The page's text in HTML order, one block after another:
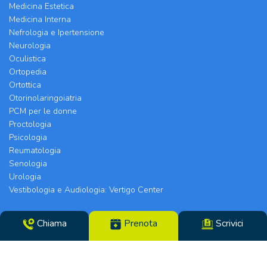
Medicina Estetica
Medicina Interna
Nefrologia e Ipertensione
Neurologia
Oculistica
Ortopedia
Ortottica
Otorinolaringoiatria
PCM per le donne
Proctologia
Psicologia
Reumatologia
Senologia
Urologia
Vestibologia e Audiologia: Vertigo Center
Poliambulatorio Chirurgico Modenese srl | Sede
Legale e Chirurgia: Via Arquà, 5 | Eyecare Clinic,
Chiama Prenota Scrivici